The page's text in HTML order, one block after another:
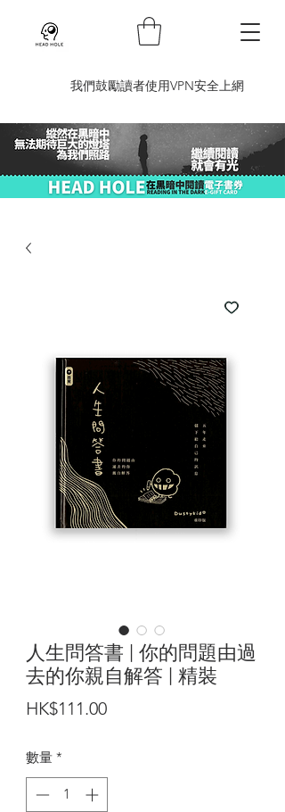
​我們鼓勵讀者使用VPN安全上網
人生問答書 | 你的問題由過
去的你親自解答 | 精裝
HK$111.00價
數量 *